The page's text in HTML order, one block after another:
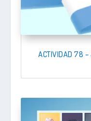
ACTIVIDAD 78 –